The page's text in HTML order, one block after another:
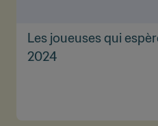
Les joueuses qui
2024